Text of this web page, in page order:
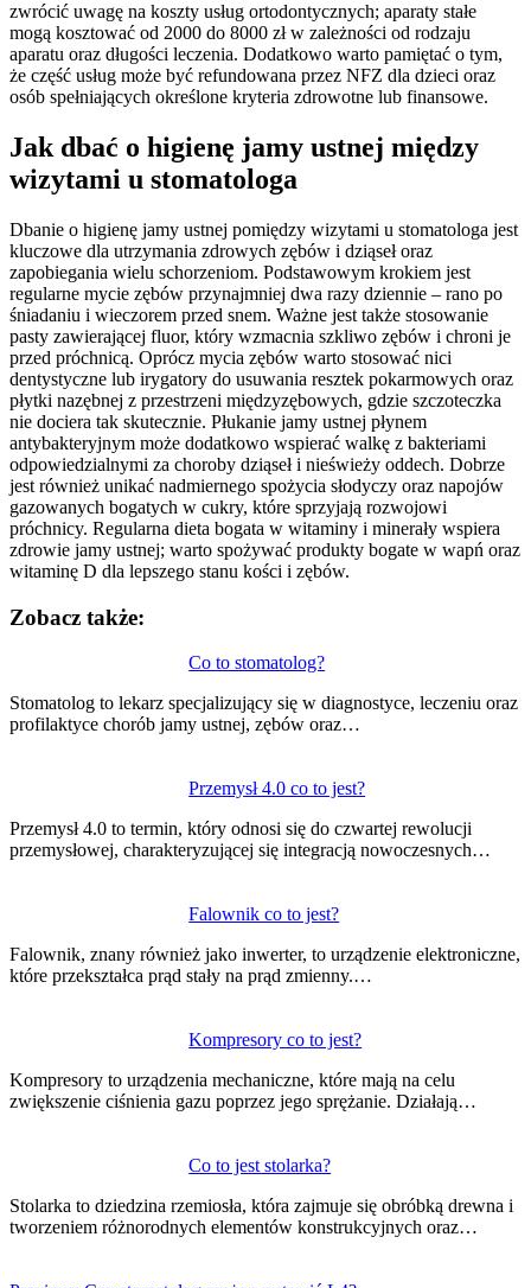
zwrócić uwagę na koszty usług ortodontycznych; aparaty stałe
mogą kosztować od 2000 do 8000 zł w zależności od rodzaju
aparatu oraz długości leczenia. Dodatkowo warto pamiętać o tym,
że część usług może być refundowana przez NFZ dla dzieci oraz
osób spełniających określone kryteria zdrowotne lub finansowe.
Jak dbać o higienę jamy ustnej między
wizytami u stomatologa
Dbanie o higienę jamy ustnej pomiędzy wizytami u stomatologa jest
kluczowe dla utrzymania zdrowych zębów i dziąseł oraz
zapobiegania wielu schorzeniom. Podstawowym krokiem jest
regularne mycie zębów przynajmniej dwa razy dziennie – rano po
śniadaniu i wieczorem przed snem. Ważne jest także stosowanie
pasty zawierającej fluor, który wzmacnia szkliwo zębów i chroni je
przed próchnicą. Oprócz mycia zębów warto stosować nici
dentystyczne lub irygatory do usuwania resztek pokarmowych oraz
płytki nazębnej z przestrzeni międzyzębowych, gdzie szczoteczka
nie dociera tak skutecznie. Płukanie jamy ustnej płynem
antybakteryjnym może dodatkowo wspierać walkę z bakteriami
odpowiedzialnymi za choroby dziąseł i nieświeży oddech. Dobrze
jest również unikać nadmiernego spożycia słodyczy oraz napojów
gazowanych bogatych w cukry, które sprzyjają rozwojowi
próchnicy. Regularna dieta bogata w witaminy i minerały wspiera
zdrowie jamy ustnej; warto spożywać produkty bogate w wapń oraz
witaminę D dla lepszego stanu kości i zębów.
Zobacz także:
Co to stomatolog?
Stomatolog to lekarz specjalizujący się w diagnostyce, leczeniu oraz
profilaktyce chorób jamy ustnej, zębów oraz…
Przemysł 4.0 co to jest?
Przemysł 4.0 to termin, który odnosi się do czwartej rewolucji
przemysłowej, charakteryzującej się integracją nowoczesnych…
Falownik co to jest?
Falownik, znany również jako inwerter, to urządzenie elektroniczne,
które przekształca prąd stały na prąd zmienny.…
Kompresory co to jest?
Kompresory to urządzenia mechaniczne, które mają na celu
zwiększenie ciśnienia gazu poprzez jego sprężanie. Działają…
Co to jest stolarka?
Stolarka to dziedzina rzemiosła, która zajmuje się obróbką drewna i
tworzeniem różnorodnych elementów konstrukcyjnych oraz…
wpisu